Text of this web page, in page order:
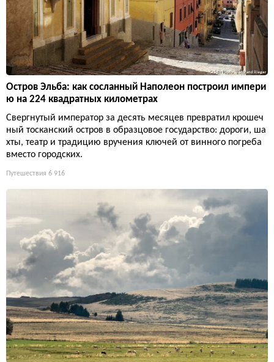
Остров Эльба: как сосланный Наполеон построил импери
ю на 224 квадратных километрах
Свергнутый император за десять месяцев превратил крошеч
ный тосканский остров в образцовое государство: дороги, ша
хты, театр и традицию вручения ключей от винного погреба
вместо городских.
Путешествия 6 916